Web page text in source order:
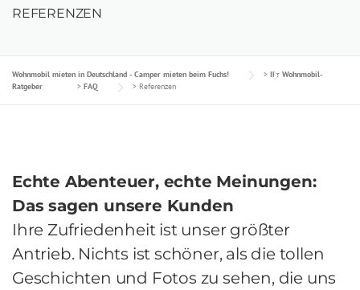
REFERENZEN
Wohnmobil mieten in Deutschland - Camper mieten beim Fuchs! > Ihr Wohnmobil-
Ratgeber
> FAQ > Referenzen
Echte Abenteuer, echte Meinungen:
Das sagen unsere Kunden
Ihre Zufriedenheit ist unser größter
Antrieb. Nichts ist schöner, als die tollen
Geschichten und Fotos zu sehen, die uns